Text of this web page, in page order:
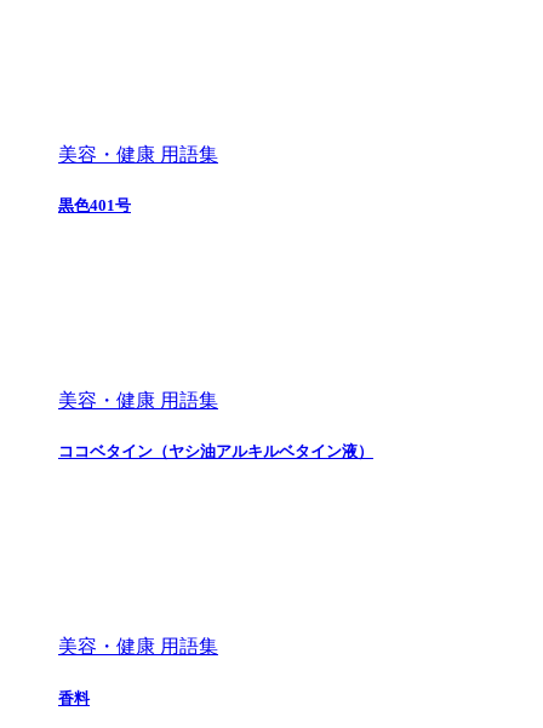
美容・健康 用語集
黒色401号
美容・健康 用語集
ココベタイン（ヤシ油アルキルベタイン液）
美容・健康 用語集
香料